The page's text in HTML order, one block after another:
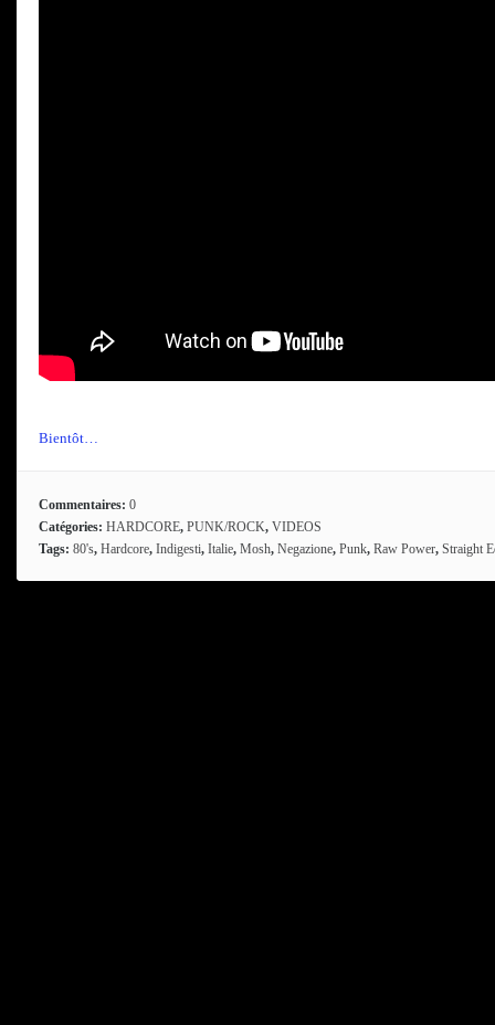
Bientôt…
Commentaires: 0
Catégories: HARDCORE, PUNK/ROCK, VIDEOS
Tags: 80's, Hardcore, Indigesti, Italie, Mosh, Negazione, Punk, Raw Power, Straight